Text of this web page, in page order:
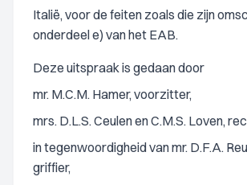
Italië, voor de feiten zoals die zijn
onderdeel e) van het EAB.
Deze uitspraak is gedaan door
mr. M.C.M. Hamer, voorzitter,
mrs. D.L.S. Ceulen en C.M.S. Loven,
in tegenwoordigheid van mr. D.F.A.
griffier,